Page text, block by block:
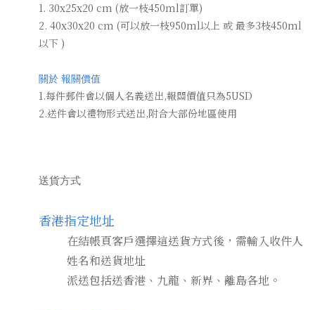
1. 30x25x20 cm (放一枝450ml訂單)
2. 40x30x20 cm (可以放一枝950ml以上 或 最多3枝450ml
以下 )
關於 報關價值
1.每件郵件會以個人名義送出,報關價值只為5USD
2.送件會以禮物形式送出,附合大部份地區使用
送貨方式
香港指定地址
在結帳頁客戶選擇這送貨方式後，需輸入收件人
姓名和送貨地址
派送包括送香港、九龍、新界、離島各地。